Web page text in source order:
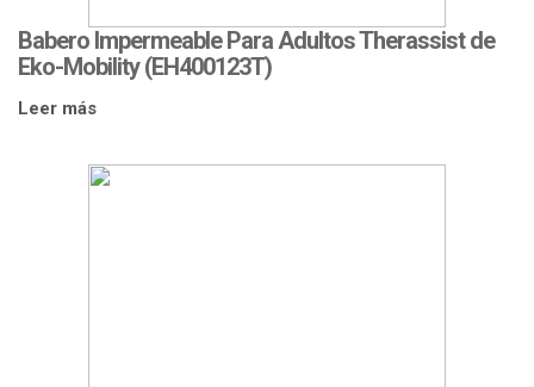
Babero Impermeable Para Adultos Therassist de
Eko-Mobility (EH400123T)
Leer más